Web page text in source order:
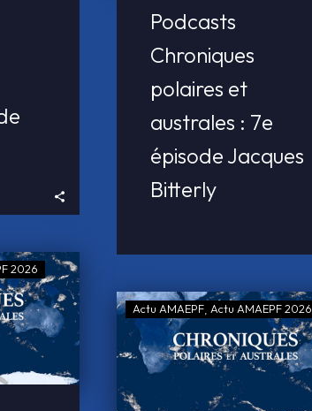
Podcasts
Chroniques
polaires et
australes : 7e
épisode Jacques
Bitterly
2026
Actu AMAEPF Actu AMAEPF 2026